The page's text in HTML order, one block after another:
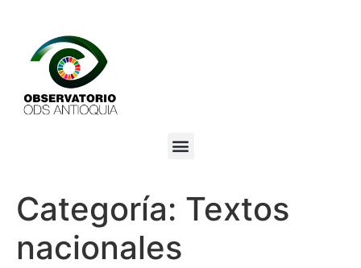
Categoría: Textos
nacionales